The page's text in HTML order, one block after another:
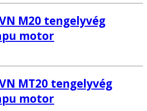
M20 tengelyvég
motor
MT20 tengelyvég
motor